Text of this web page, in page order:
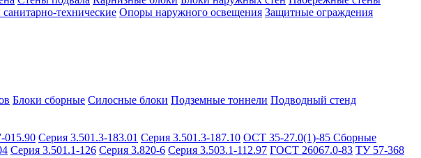
технические Опоры наружного освещения Защитные ограждения
Блоки сборные Силосные блоки Подземные тоннели Подводный стенд
015.90 Серия 3.501.3-183.01 Серия 3.501.3-187.10 ОСТ 35-27.0(1)-85 Сборные
Серия 3.501.1-126 Серия 3.820-6 Серия 3.503.1-112.97 ГОСТ 26067.0-83 ТУ 57-368